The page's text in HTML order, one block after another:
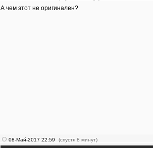
А чем этот не оригинален?
08-Май-2017 22:59 (спустя 8 минут)